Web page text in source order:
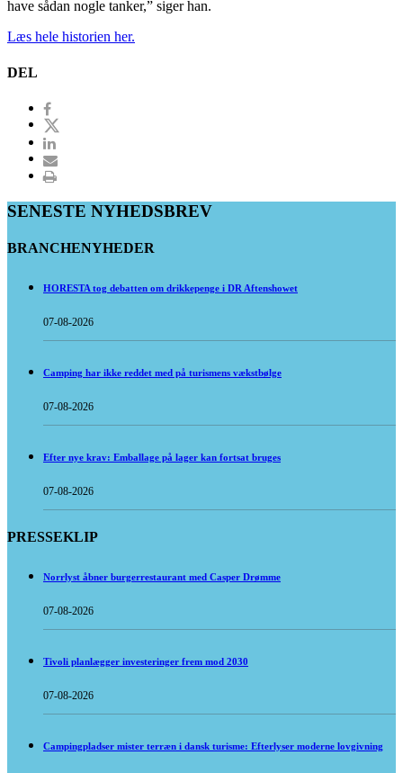
have sådan nogle tanker,” siger han.
Læs hele historien her.
DEL
SENESTE NYHEDSBREV
BRANCHENYHEDER
HORESTA tog debatten om drikkepenge i DR Aftenshowet
07-08-2026
Camping har ikke reddet med på turismens vækstbølge
07-08-2026
Efter nye krav: Emballage på lager kan fortsat bruges
07-08-2026
PRESSEKLIP
Norrlyst åbner burgerrestaurant med Casper Drømme
07-08-2026
Tivoli planlægger investeringer frem mod 2030
07-08-2026
Campingpladser mister terræn i dansk turisme: Efterlyser moderne lovgivning